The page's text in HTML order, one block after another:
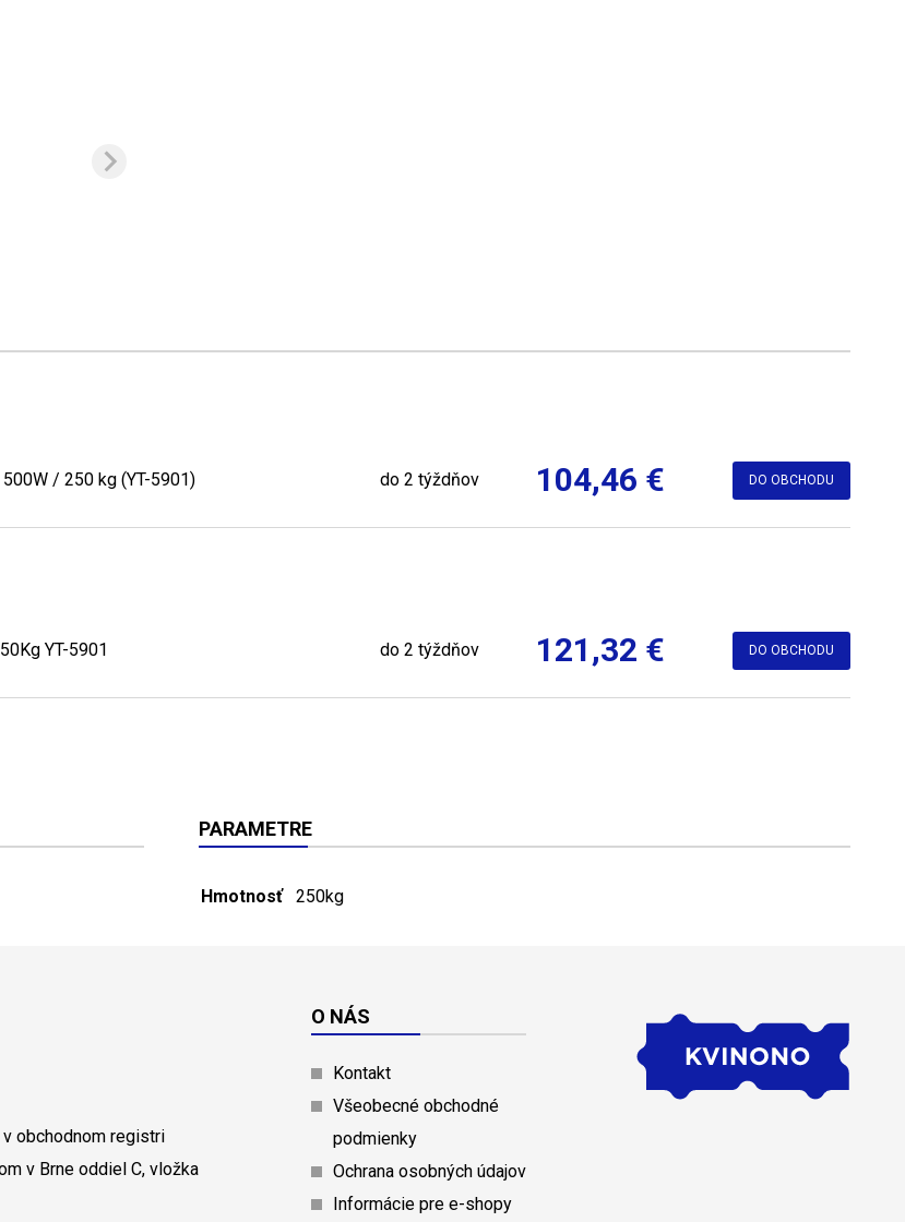
/ 250 kg (YT-5901) do 2 týždňov 104,46 € DO OBCHODU
YT-5901 do 2 týždňov 121,32 € DO OBCHODU
PARAMETRE
Hmotnosť 250kg
obchodnom registri
v Brne oddiel C, vložka
O NÁS
Kontakt
Všeobecné obchodné
podmienky
Ochrana osobných údajov
Informácie pre e-shopy